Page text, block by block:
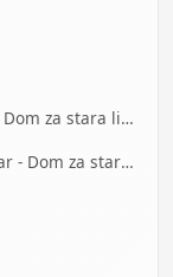
Starački dom Bihać - Dom za stare Bihać - Dom za stara lica Bihać
Starački dom Mostar - Dom za stare Mostar - Dom za stara lica Mostar